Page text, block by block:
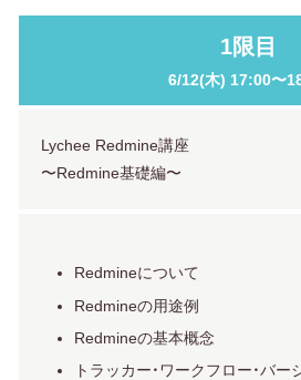
1限目
6/12(木) 17:00〜
Lychee Redmine講座
〜Redmine基礎編〜
Redmineについて
Redmineの用途例
Redmineの基本概念
トラッカー・ワークフロー・バー